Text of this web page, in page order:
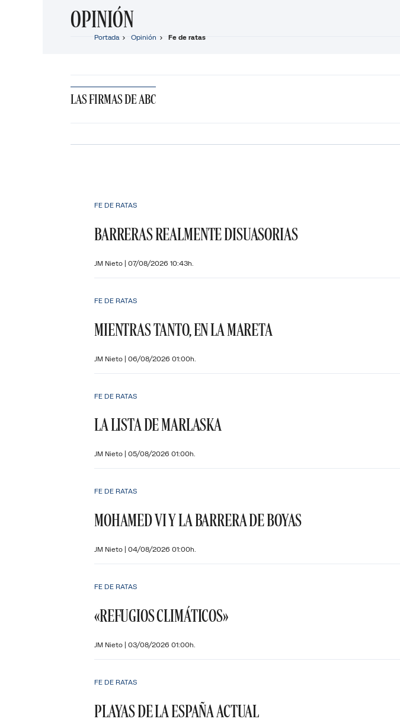
OPINIÓN
Portada
Opinión Fe de ratas
LAS FIRMAS DE ABC
FE DE RATAS
BARRERAS REALMENTE DISUASORIAS
JM Nieto | 07/08/2026 10:43h.
FE DE RATAS
MIENTRAS TANTO, EN LA MARETA
JM Nieto | 06/08/2026 01:00h.
FE DE RATAS
LA LISTA DE MARLASKA
JM Nieto | 05/08/2026 01:00h.
FE DE RATAS
MOHAMED VI Y LA BARRERA DE BOYAS
JM Nieto | 04/08/2026 01:00h.
FE DE RATAS
«REFUGIOS CLIMÁTICOS»
JM Nieto | 03/08/2026 01:00h.
FE DE RATAS
PLAYAS DE LA ESPAÑA ACTUAL